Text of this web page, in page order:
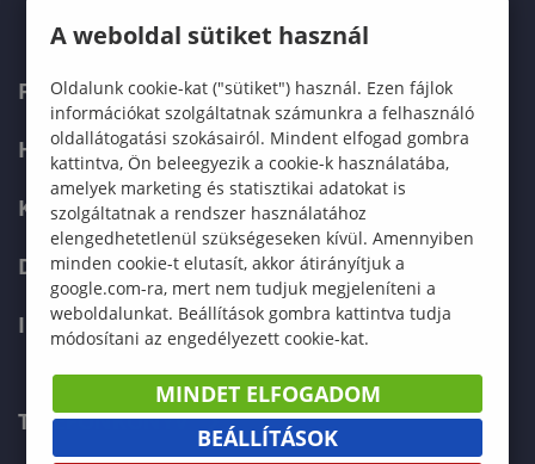
FELVÉTELIZŐKNEK
HALLGATÓKNAK
KÉPZÉSEK
DOKTORI ISKOLA
INTERNATIONAL
TELEFONKÖNYV
A weboldal sütiket használ
Oldalunk cookie-kat ("sütiket") használ. Ezen fájlok
információkat szolgáltatnak számunkra a felhasználó
oldallátogatási szokásairól. Mindent elfogad gombra
kattintva, Ön beleegyezik a cookie-k használatába,
amelyek marketing és statisztikai adatokat is
szolgáltatnak a rendszer használatához
elengedhetetlenül szükségeseken kívül. Amennyiben
minden cookie-t elutasít, akkor átirányítjuk a
google.com-ra, mert nem tudjuk megjeleníteni a
weboldalunkat. Beállítások gombra kattintva tudja
módosítani az engedélyezett cookie-kat.
MINDET ELFOGADOM
BEÁLLÍTÁSOK